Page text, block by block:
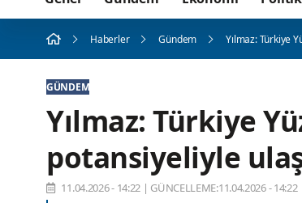
Haberler Gündem Yılmaz: Türkiye
GÜNDEM
Yılmaz: Türkiye
potansiyeliyle
11.04.2026 - 14:22 | GÜNCELLEME:11.04.2026 - 14:22